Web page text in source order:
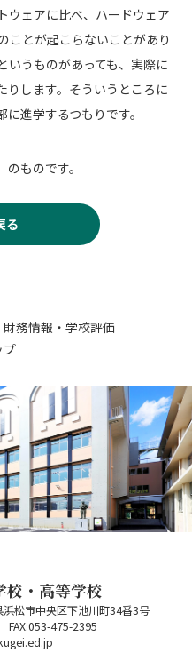
ウェアに比べ、ハードウェア
ことが起こらないことがあり
いうものがあっても、実際に
りします。そういうところに
進学するつもりです。
ものです。
る
財務情報・学校評価
プ
校・高等学校
松市中央区下池川町34番3号
FAX:053-475-2395